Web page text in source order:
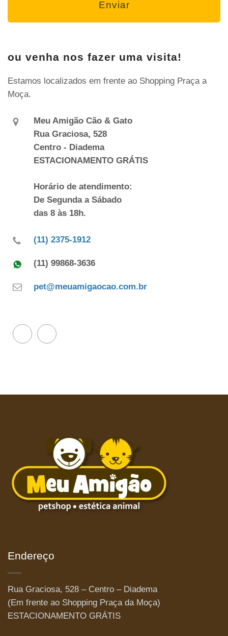
ou venha nos fazer uma visita!
Estamos localizados em frente ao Shopping Praça a
Moça.
Meu Amigão Cão & Gato
Rua Graciosa, 528
Centro - Diadema
ESTACIONAMENTO GRÁTIS
Horário de atendimento:
De Segunda a Sábado
das 8 às 18h.
(11) 2375-1912
(11) 99868-3636
pet@meuamigaocao.com.br
Endereço
Rua Graciosa, 528 – Centro – Diadema
(Em frente ao Shopping Praça da Moça)
ESTACIONAMENTO GRÁTIS